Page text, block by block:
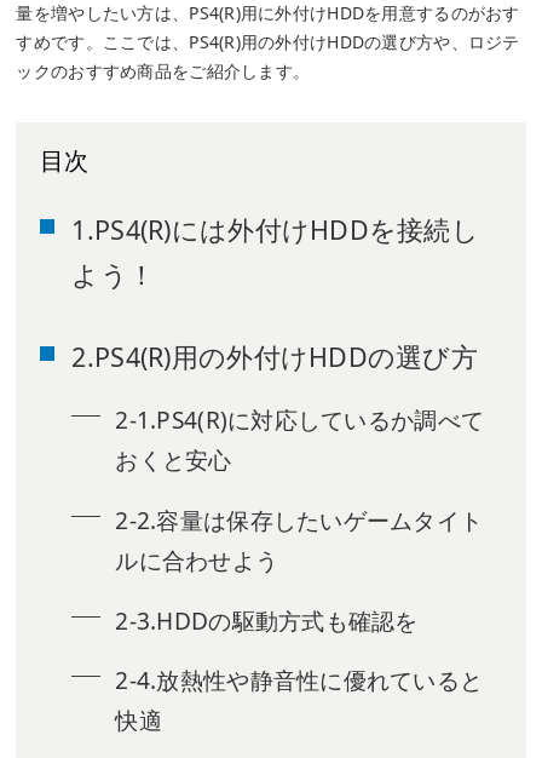
量を増やしたい方は、PS4(R)用に外付けHDDを用意するのがおす
すめです。ここでは、PS4(R)用の外付けHDDの選び方や、ロジテ
ックのおすすめ商品をご紹介します。
目次
1.PS4(R)には外付けHDDを接続し
よう！
2.PS4(R)用の外付けHDDの選び方
2-1.PS4(R)に対応しているか調べて
おくと安心
2-2.容量は保存したいゲームタイト
ルに合わせよう
2-3.HDDの駆動方式も確認を
2-4.放熱性や静音性に優れていると
快適